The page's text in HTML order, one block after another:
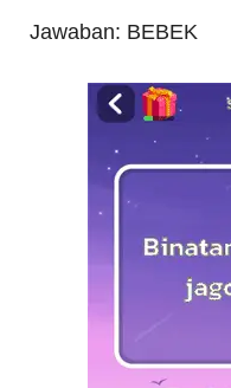
Jawaban: BEBEK